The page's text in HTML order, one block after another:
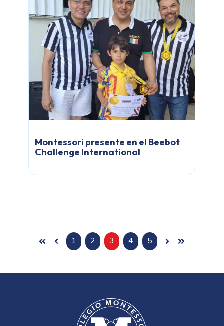
Montessori presente en el Beebot
Challenge International
1 2 3 4 5